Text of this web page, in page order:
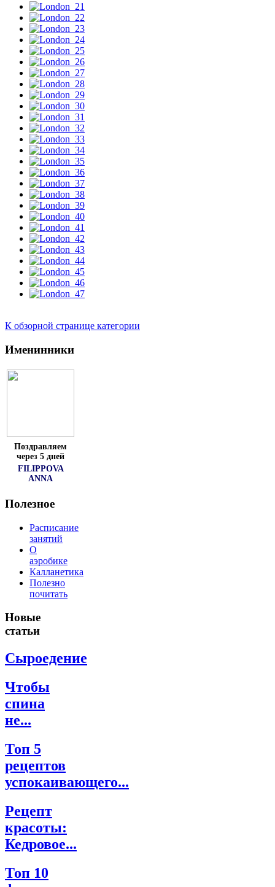
К обзорной странице категории
Именинники
Поздравляем
через 5 дней
FILIPPOVA
ANNA
Полезное
Расписание
занятий
О
аэробике
Калланетика
Полезно
почитать
Новые
статьи
Сыроедение
Чтобы
спина
не...
Топ 5
рецептов
успокаивающего...
Рецепт
красоты:
Кедровое...
Топ 10